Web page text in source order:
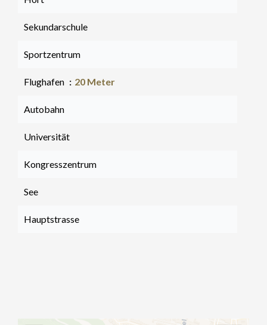
Sekundarschule
Sportzentrum
Flughafen 20 Meter
Autobahn
Universität
Kongresszentrum
See
Hauptstrasse